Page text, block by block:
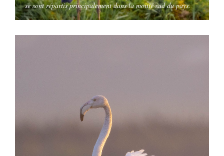
se sont répartis principalement dans la moitié sud du pays.